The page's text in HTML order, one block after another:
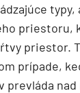
typy,
priestoru,
priestor.
prípade,
prevláda nad